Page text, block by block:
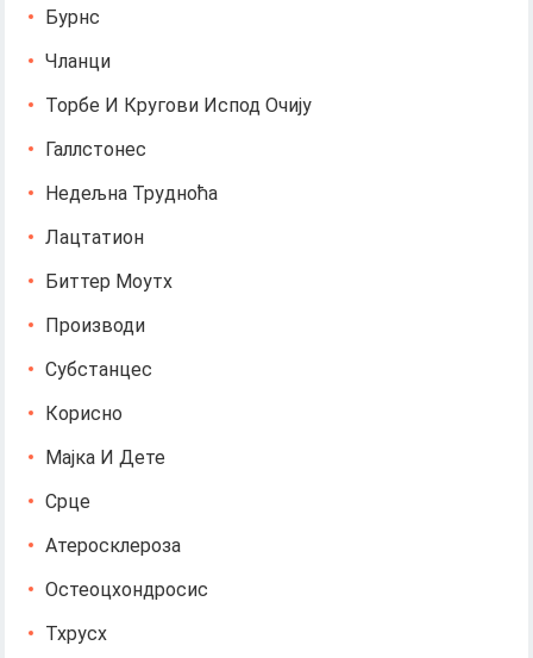
Бурнс
Чланци
Торбе И Кругови Испод Очију
Галлстонес
Недељна Трудноћа
Лацтатион
Биттер Моутх
Производи
Субстанцес
Корисно
Мајка И Дете
Срце
Атеросклероза
Остеоцхондросис
Тхрусх